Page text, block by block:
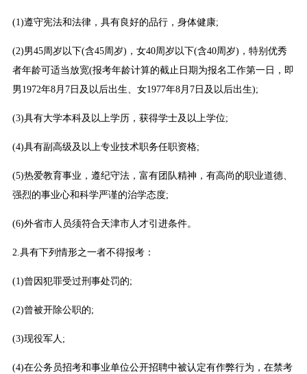
(1)遵守宪法和法律，具有良好的品行，身体健康;
(2)男45周岁以下(含45周岁)，女40周岁以下(含40周岁)，特别优秀
者年龄可适当放宽(报考年龄计算的截止日期为报名工作第一日，即
男1972年8月7日及以后出生、女1977年8月7日及以后出生);
(3)具有大学本科及以上学历，获得学士及以上学位;
(4)具有副高级及以上专业技术职务任职资格;
(5)热爱教育事业，遵纪守法，富有团队精神，有高尚的职业道德、
强烈的事业心和科学严谨的治学态度;
(6)外省市人员须符合天津市人才引进条件。
2.具有下列情形之一者不得报考：
(1)曾因犯罪受过刑事处罚的;
(2)曾被开除公职的;
(3)现役军人;
(4)在公务员招考和事业单位公开招聘中被认定有作弊行为，在禁考